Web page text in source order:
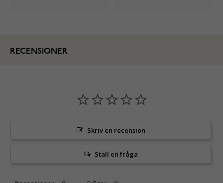
RECENSIONER
Skriv en recension
Ställ en fråga